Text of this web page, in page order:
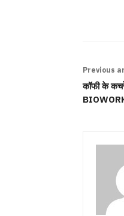
Previous
कॉफी के